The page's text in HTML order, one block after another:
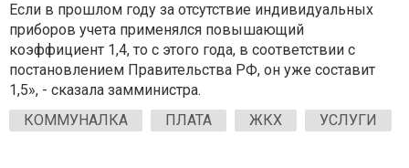
Если в прошлом году за отсутствие индивидуальных
приборов учета применялся повышающий
коэффициент 1,4, то с этого года, в соответствии с
постановлением Правительства РФ, он уже составит
1,5», - сказала замминистра.
КОММУНАЛКА
ПЛАТА ЖКХ УСЛУГИ